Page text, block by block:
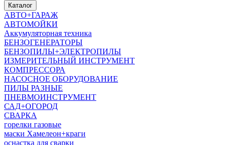
Каталог
АВТО+ГАРАЖ
АВТОМОЙКИ
Аккумуляторная техника
БЕНЗОГЕНЕРАТОРЫ
БЕНЗОПИЛЫ+ЭЛЕКТРОПИЛЫ
ИЗМЕРИТЕЛЬНЫЙ ИНСТРУМЕНТ
КОМПРЕССОРА
НАСОСНОЕ ОБОРУДОВАНИЕ
ПИЛЫ РАЗНЫЕ
ПНЕВМОИНСТРУМЕНТ
САД+ОГОРОД
СВАРКА
горелки газовые
маски Хамелеон+краги
оснастка для сварки